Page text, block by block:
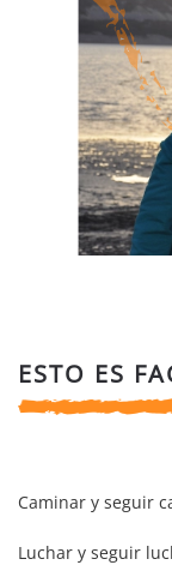
ESTO ES
Caminar y seguir
Luchar y seguir